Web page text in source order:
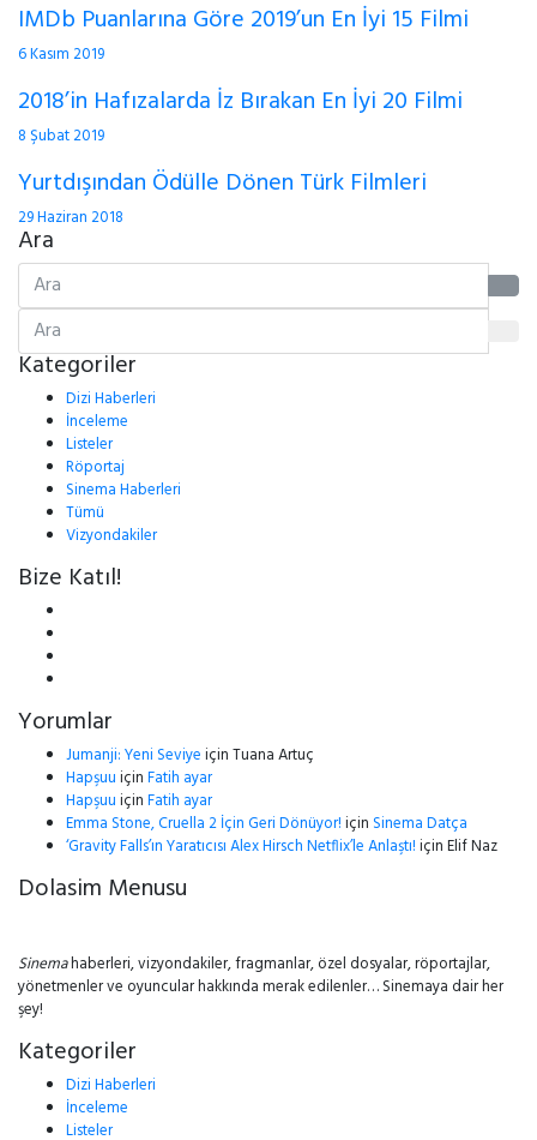
IMDb Puanlarına Göre 2019’un En İyi 15 Filmi
6 Kasım 2019
2018’in Hafızalarda İz Bırakan En İyi 20 Filmi
8 Şubat 2019
Yurtdışından Ödülle Dönen Türk Filmleri
29 Haziran 2018
Ara
Kategoriler
Dizi Haberleri
İnceleme
Listeler
Röportaj
Sinema Haberleri
Tümü
Vizyondakiler
Bize Katıl!
Yorumlar
Jumanji: Yeni SeviyeiçinTuana Artuç
HapşuuiçinFatih ayar
HapşuuiçinFatih ayar
Emma Stone, Cruella 2 İçin Geri Dönüyor!için Sinema Datça
‘Gravity Falls’ın Yaratıcısı Alex Hirsch Netflix’le Anlaştı!içinElif Naz
Dolasim Menusu
Sinemahaberleri, vizyondakiler, fragmanlar, özel dosyalar, röportajlar,
yönetmenler ve oyuncular hakkında merak edilenler… Sinemaya dair her
şey!
Kategoriler
Dizi Haberleri
İnceleme
Listeler